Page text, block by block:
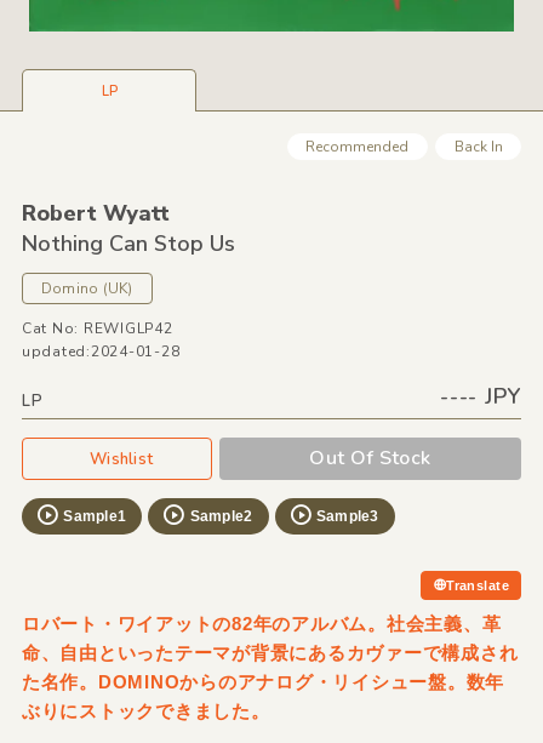
LP
Recommended Back In
Robert Wyatt
Nothing Can Stop Us
Domino (UK)
Cat No: REWIGLP42
updated:2024-01-28
LP ---- JPY
Wishlist Out Of Stock
Sample1 Sample2 Sample3
Translate
ロバート・ワイアットの82年のアルバム。社会主義、革
命、自由といったテーマが背景にあるカヴァーで構成され
た名作。DOMINOからのアナログ・リイシュー盤。数年
ぶりにストックできました。